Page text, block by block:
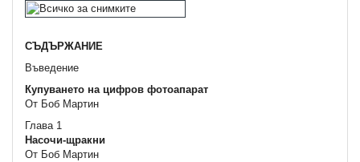
СЪДЪРЖАНИЕ
Въведение
Купуването на цифров фотоапарат
От Боб Мартин
Глава 1
Насочи-щракни
От Боб Мартин